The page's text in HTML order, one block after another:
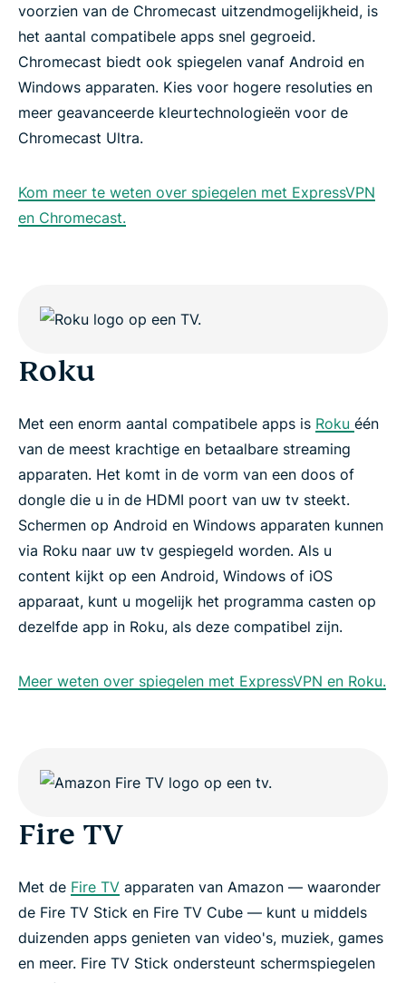
voorzien van de Chromecast uitzendmogelijkheid, is
het aantal compatibele apps snel gegroeid.
Chromecast biedt ook spiegelen vanaf Android en
Windows apparaten. Kies voor hogere resoluties en
meer geavanceerde kleurtechnologieën voor de
Chromecast Ultra.
Kom meer te weten over spiegelen met ExpressVPN
en Chromecast.
Roku
Met een enorm aantal compatibele apps is Roku één
van de meest krachtige en betaalbare streaming
apparaten. Het komt in de vorm van een doos of
dongle die u in de HDMI poort van uw tv steekt.
Schermen op Android en Windows apparaten kunnen
via Roku naar uw tv gespiegeld worden. Als u
content kijkt op een Android, Windows of iOS
apparaat, kunt u mogelijk het programma casten op
dezelfde app in Roku, als deze compatibel zijn.
Meer weten over spiegelen met ExpressVPN en Roku.
Fire TV
Met de Fire TV apparaten van Amazon — waaronder
de Fire TV Stick en Fire TV Cube — kunt u middels
duizenden apps genieten van video's, muziek, games
en meer. Fire TV Stick ondersteunt schermspiegelen